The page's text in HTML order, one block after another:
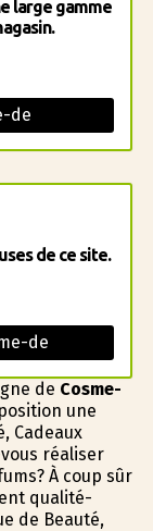
large gamme
de
de ce site.
de
de Cosme-
une
Cadeaux
réaliser
À coup sûr
qualité-
de Beauté,